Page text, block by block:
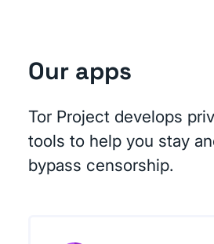
Our apps
Tor Project develops
tools to help you stay
bypass censorship.